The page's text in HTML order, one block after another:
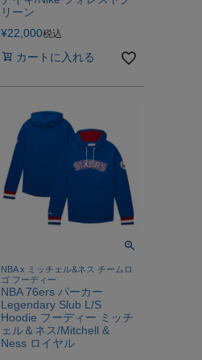
リーン
¥22,000税込
カートに入れる
NBA x ミッチェル&ネス チームロ
ゴ フーディー
NBA 76ers パーカー
Legendary Slub L/S
Hoodie フーディー ミッチ
ェル＆ネス/Mitchell &
Ness ロイヤル